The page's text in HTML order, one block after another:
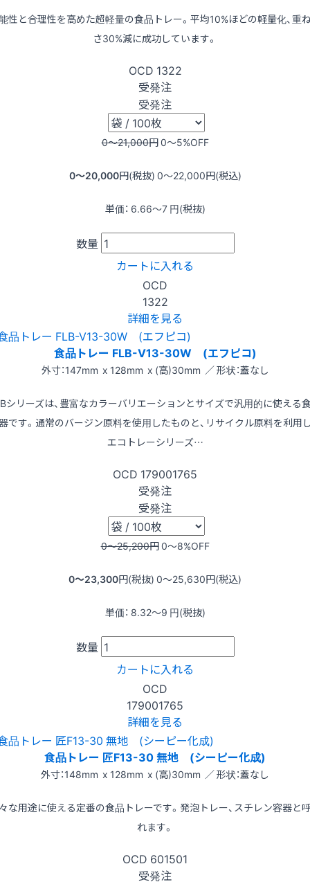
性と合理性を高めた超軽量の食品トレー。平均10%ほどの軽量化、重
さ30%減に成功しています。
OCD 1322
受発注
受発注
0〜21,000円0〜5%OFF
0〜20,000円(税抜) 0〜22,000円(税込)
単価： 6.66〜7 円(税抜)
数量
カートに入れる
OCD
1322
詳細を見る
食品トレー FLB-V13-30W (エフピコ)
外寸：147mm x 128mm x (高)30mm ／ 形状：蓋なし
シリーズは、豊富なカラーバリエーションとサイズで汎用的に使える
です。通常のバージン原料を使用したものと、リサイクル原料を利用
エコトレーシリーズ…
OCD 179001765
受発注
受発注
0〜25,200円0〜8%OFF
0〜23,300円(税抜) 0〜25,630円(税込)
単価： 8.32〜9 円(税抜)
数量
カートに入れる
OCD
179001765
詳細を見る
食品トレー 匠F13-30 無地 (シーピー化成)
外寸：148mm x 128mm x (高)30mm ／ 形状：蓋なし
な用途に使える定番の食品トレーです。発泡トレー、スチレン容器と
れます。
OCD 601501
受発注